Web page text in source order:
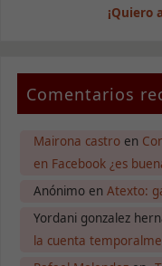
¡Quiero
Comentarios
Mairona castroen
en Facebook ¿es
Anónimoen Atexto:
Yordani gonzalez
la cuenta